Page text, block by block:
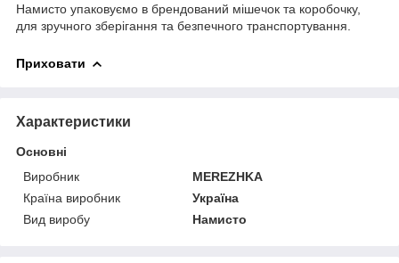
Намисто упаковуємо в брендований мішечок та коробочку,
для зручного зберігання та безпечного транспортування.
Приховати
Характеристики
Основні
Виробник
MEREZHKA
Країна виробник
Україна
Вид виробу
Намисто